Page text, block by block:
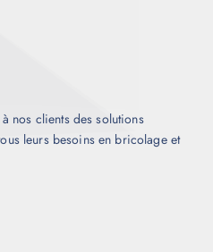
nos clients des solutions
leurs besoins en bricolage et